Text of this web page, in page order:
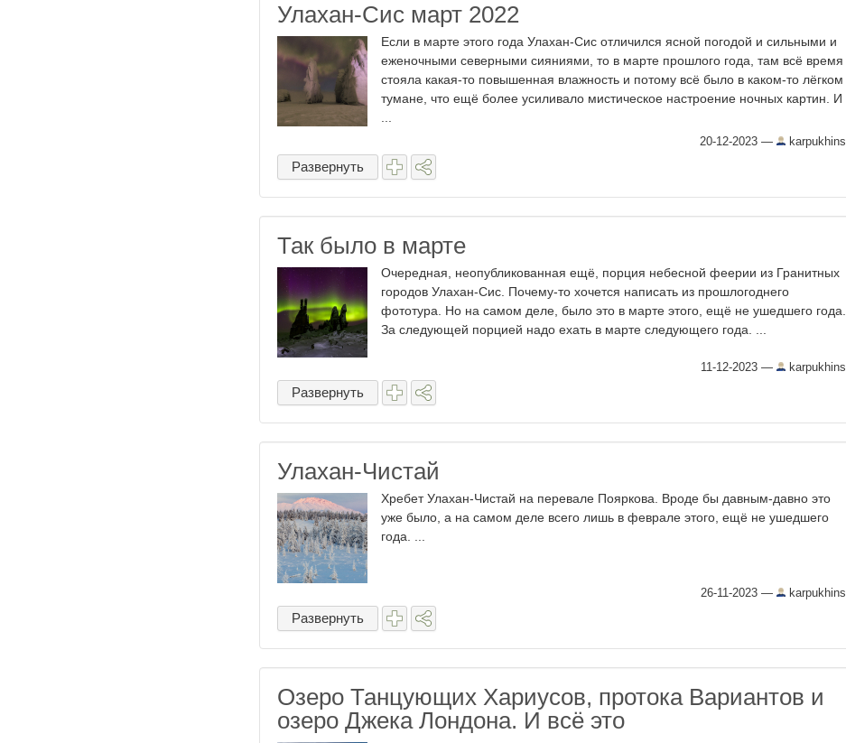
Улахан-Сис март 2022
Если в марте этого года Улахан-Сис отличился ясной погодой и сильными и
еженочными северными сияниями, то в марте прошлого года, там всё время
стояла какая-то повышенная влажность и потому всё было в каком-то лёгком
тумане, что ещё более усиливало мистическое настроение ночных картин. И
20-12-2023 — karpukhins
Развернуть
Так было в марте
Очередная, неопубликованная ещё, порция небесной феерии из Гранитных
городов Улахан-Сис. Почему-то хочется написать из прошлогоднего
фототура. Но на самом деле, было это в марте этого, ещё не ушедшего года.
За следующей порцией надо ехать в марте следующего года. ...
11-12-2023 — karpukhins
Развернуть
Улахан-Чистай
Хребет Улахан-Чистай на перевале Пояркова. Вроде бы давным-давно это
уже было, а на самом деле всего лишь в феврале этого, ещё не ушедшего
года. ...
26-11-2023 — karpukhins
Развернуть
Озеро Танцующих Хариусов, протока Вариантов и
озеро Джека Лондона. И всё это